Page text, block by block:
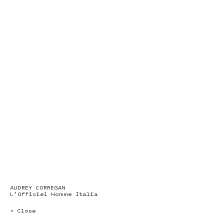
AUDREY CORREGAN
L’Officiel Homme Italia
× Close